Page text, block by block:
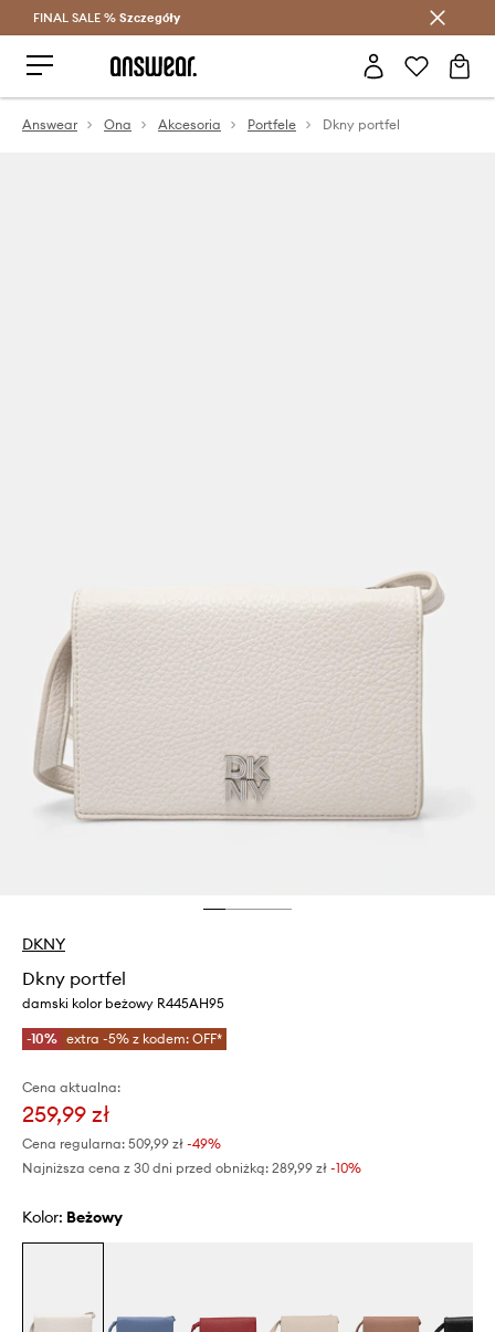
Oszczędzaj z Answear Club >
FINAL SALE % Szczegóły
Answear Ona Akcesoria Portfele Dkny portfel
DKNY
Dkny portfel
damski kolor beżowy R445AH95
-10% extra -5% z kodem: OFF*
Cena aktualna:
259,99 zł
Cena regularna: 509,99 zł -49%
Najniższa cena z 30 dni przed obniżką: 289,99 zł -10%
Kolor: beżowy